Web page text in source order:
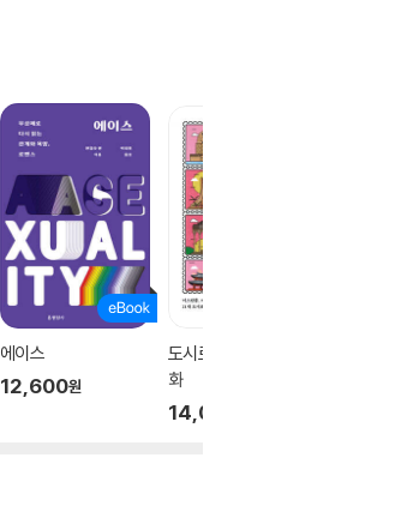
에이스
12,600원
도시로 보는 이슬람 문
화
14,000